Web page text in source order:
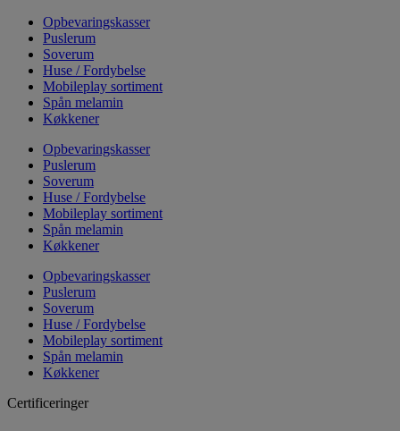
Opbevaringskasser
Puslerum
Soverum
Huse / Fordybelse
Mobileplay sortiment
Spån melamin
Køkkener
Opbevaringskasser
Puslerum
Soverum
Huse / Fordybelse
Mobileplay sortiment
Spån melamin
Køkkener
Opbevaringskasser
Puslerum
Soverum
Huse / Fordybelse
Mobileplay sortiment
Spån melamin
Køkkener
Certificeringer